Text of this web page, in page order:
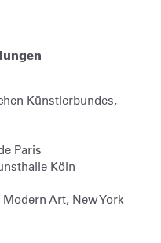
Künstlerbundes,
Paris
Köln
Art, New York